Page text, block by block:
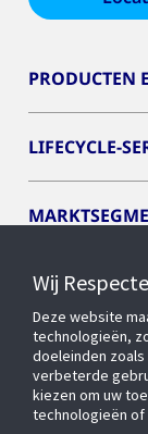
PRODUCTEN
LIFECYCLE-
CYBER
OPENBLUE
SLIMME
Wij
Deze website
technologieën,
doeleinden
verbeterde
kiezen om uw
technologieën of